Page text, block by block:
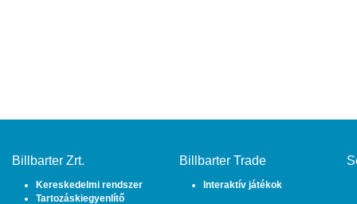
Billbarter Zrt.
Kereskedelmi rendszer
Tartozáskiegyenlítő
Billbarter Trade
Interaktív játékok